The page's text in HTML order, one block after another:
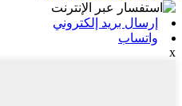
إرسال بريد إلكتروني
واتساب
x